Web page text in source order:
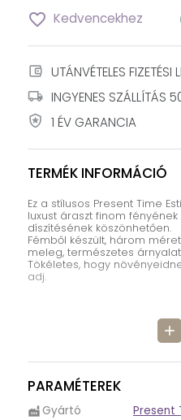
favorite_border Kedvencekhez
account_balance_wallet UTÁNVÉTELES FIZETÉSI
local_shipping INGYENES SZÁLLÍTÁS
local_police 1 ÉV GARANCIA
TERMÉK INFORMÁCIÓ
add
Ez a stílusos Present Time
luxust áraszt finom
díszítésének köszönhetően.
Fémből készült, három
meleg, természetes
Tökéletes, hogy
adj.
PARAMÉTEREK
factory Gyártó Present